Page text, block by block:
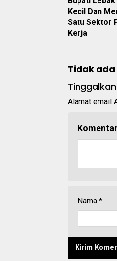
Kecil Dan
Satu Sektor
Kerja
Tidak
Alamat email
Komentar
Nama *